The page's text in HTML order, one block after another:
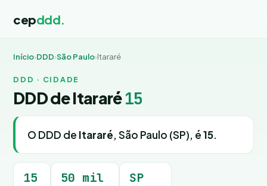
cepddd.
Início›DDD›São Paulo›Itararé
DDD · CIDADE
DDD de Itararé15
O DDD de Itararé, São Paulo (SP), é15.
15 50 mil SP